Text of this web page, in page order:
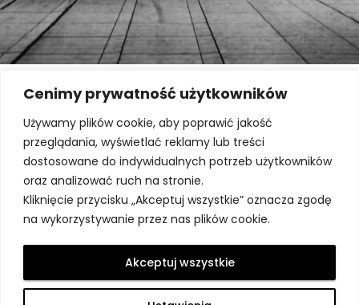
Cenimy prywatność użytkowników
Używamy plików cookie, aby poprawić jakość
przeglądania, wyświetlać reklamy lub treści
dostosowane do indywidualnych potrzeb użytkowników
oraz analizować ruch na stronie.
Kliknięcie przycisku „Akceptuj wszystkie” oznacza zgodę
na wykorzystywanie przez nas plików cookie.
Akceptuj wszystkie
UL.SŁOMIŃSKIEGO 5 LOK. 172, 00-195 WARSZAWA
MARCIN.M@ARCHMO.PL
+48 22 635 04 08